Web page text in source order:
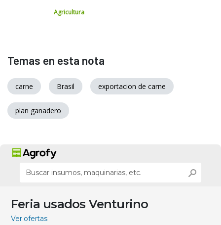
Agricultura
Temas en esta nota
carne Brasil exportacion de carne
plan ganadero
Feria usados Venturino
Ver ofertas